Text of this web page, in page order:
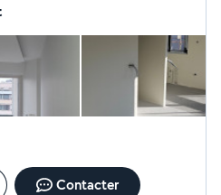
Contacter